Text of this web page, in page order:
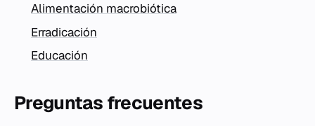
Alimentación macrobiótica
Erradicación
Educación
Preguntas frecuentes